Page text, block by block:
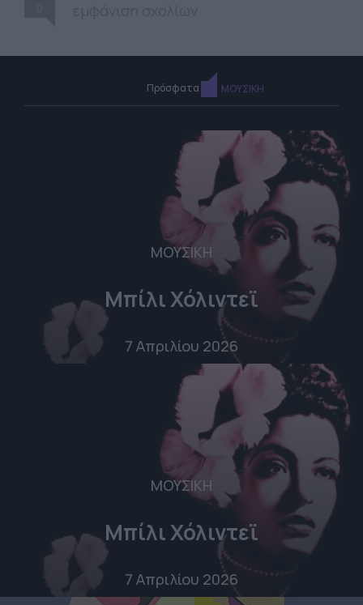
Πρόσφατα ΜΟΥΣΙΚΗ
ΜΟΥΣΙΚΗ
Μπίλι Χόλιντεϊ
7 Απριλίου 2026
ΜΟΥΣΙΚΗ
Μπίλι Χόλιντεϊ
7 Απριλίου 2026